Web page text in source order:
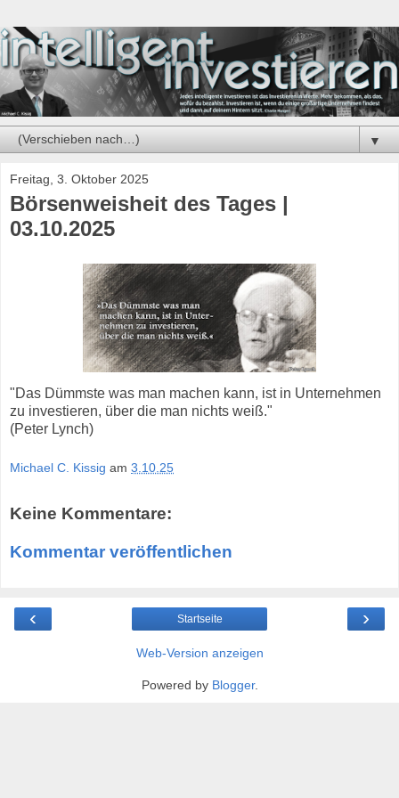
▼
Freitag, 3. Oktober 2025
Börsenweisheit des Tages |
03.10.2025
"Das Dümmste was man machen kann, ist in Unternehmen
zu investieren, über die man nichts weiß."
(Peter Lynch)
Michael C. Kissig am 3.10.25
Keine Kommentare:
Kommentar veröffentlichen
‹ ›
Startseite
Web-Version anzeigen
Powered by Blogger.